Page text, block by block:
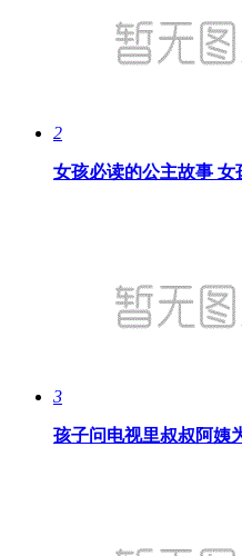
2
女孩必读的公主故事 女
3
孩子问电视里叔叔阿姨